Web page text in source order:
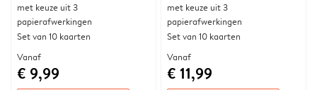
met keuze uit 3
papierafwerkingen
Set van 10 kaarten
Vanaf
€ 9,99
met keuze uit 3
papierafwerkingen
Set van 10 kaarten
Vanaf
€ 11,99